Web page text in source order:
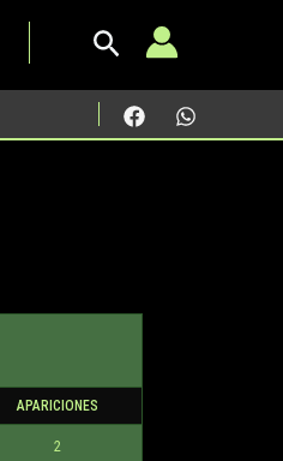
APARICIONES
2